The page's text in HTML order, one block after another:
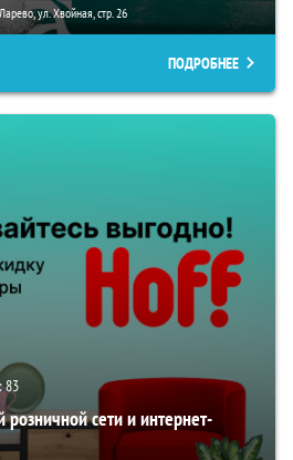
ул. Хвойная, стр. 26
ПОДРОБНЕЕ
83
сети и интернет-